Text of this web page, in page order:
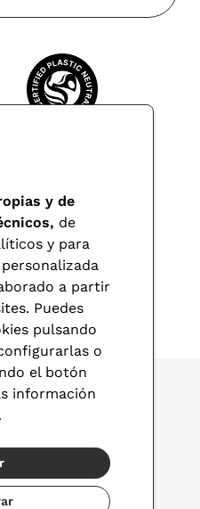
© 2026 Visionlab
y de
de
y para
a partir
Puedes
pulsando
o
el botón
información